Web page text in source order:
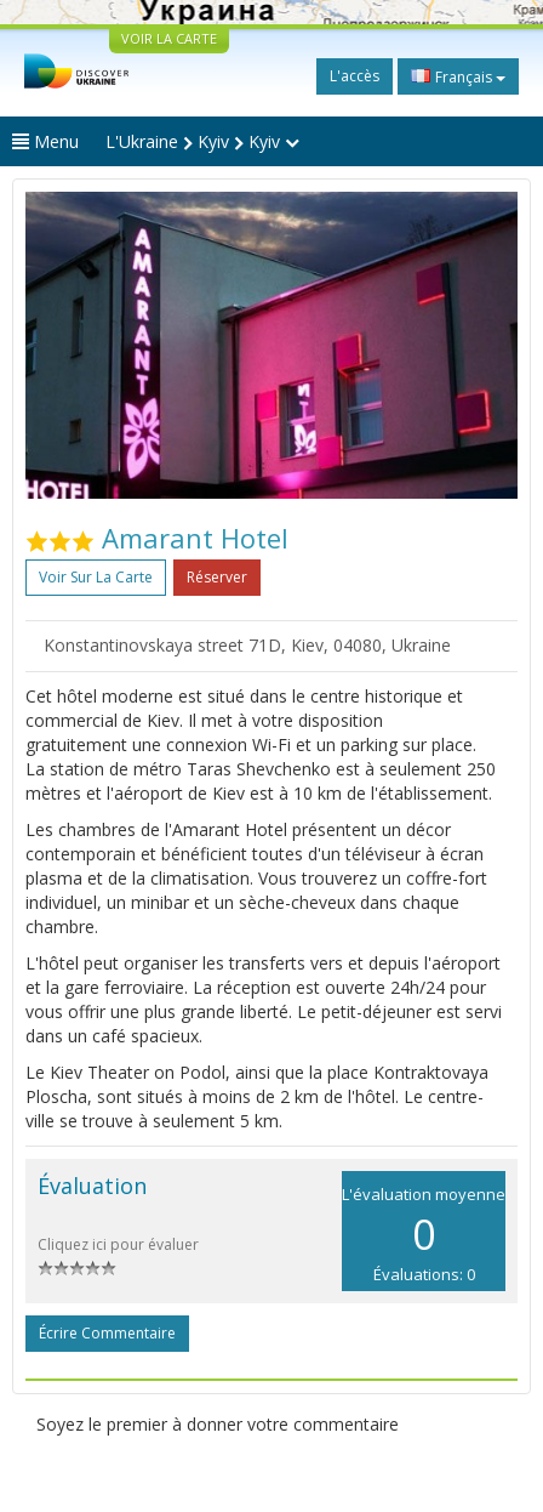
VOIR LA CARTE
L'accès Français
Menu L'Ukraine Kyiv Kyiv
Amarant Hotel
Voir Sur La Carte Réserver
Konstantinovskaya street 71D, Kiev, 04080, Ukraine
Cet hôtel moderne est situé dans le centre historique et
commercial de Kiev. Il met à votre disposition
gratuitement une connexion Wi-Fi et un parking sur place.
La station de métro Taras Shevchenko est à seulement 250
mètres et l'aéroport de Kiev est à 10 km de l'établissement.
Les chambres de l'Amarant Hotel présentent un décor
contemporain et bénéficient toutes d'un téléviseur à écran
plasma et de la climatisation. Vous trouverez un coffre-fort
individuel, un minibar et un sèche-cheveux dans chaque
chambre.
L'hôtel peut organiser les transferts vers et depuis l'aéroport
et la gare ferroviaire. La réception est ouverte 24h/24 pour
vous offrir une plus grande liberté. Le petit-déjeuner est servi
dans un café spacieux.
Le Kiev Theater on Podol, ainsi que la place Kontraktovaya
Ploscha, sont situés à moins de 2 km de l'hôtel. Le centre-
ville se trouve à seulement 5 km.
L'évaluation moyenne
0
Évaluations: 0
Évaluation
Cliquez ici pour évaluer
Écrire Commentaire
Soyez le premier à donner votre commentaire